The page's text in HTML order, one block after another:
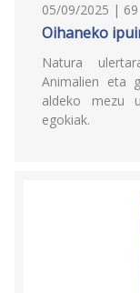
05/09/2025 | 69
Oihaneko
Natura
Animalien eta
aldeko mezu
egokiak.